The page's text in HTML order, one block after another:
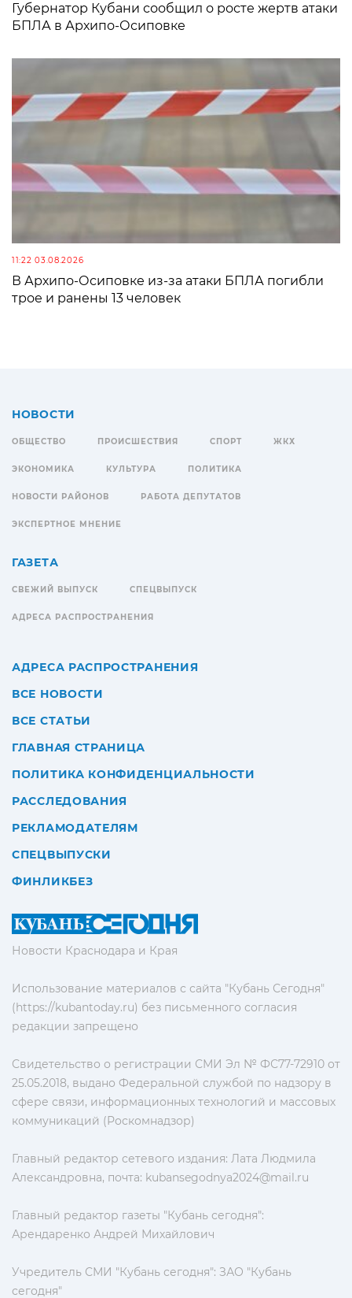
Губернатор Кубани сообщил о росте жертв атаки
БПЛА в Архипо-Осиповке
11:22 03.08.2026
В Архипо-Осиповке из-за атаки БПЛА погибли
трое и ранены 13 человек
Новости Краснодара и Края
Использование материалов с сайта "Кубань Сегодня"
(https://kubantoday.ru) без письменного согласия
редакции запрещено
Свидетельство о регистрации СМИ Эл № ФС77-72910 от
25.05.2018, выдано Федеральной службой по надзору в
сфере связи, информационных технологий и массовых
коммуникаций (Роскомнадзор)
Главный редактор сетевого издания: Лата Людмила
Александровна, почта: kubansegodnya2024@mail.ru
Главный редактор газеты "Кубань сегодня":
Арендаренко Андрей Михайлович
Учредитель СМИ "Кубань сегодня": ЗАО "Кубань
сегодня"
НОВОСТИ
ОБЩЕСТВО ПРОИСШЕСТВИЯ СПОРТ ЖКХ
ЭКОНОМИКА КУЛЬТУРА ПОЛИТИКА
НОВОСТИ РАЙОНОВ РАБОТА ДЕПУТАТОВ
ЭКСПЕРТНОЕ МНЕНИЕ
ГАЗЕТА
СВЕЖИЙ ВЫПУСК СПЕЦВЫПУСК
АДРЕСА РАСПРОСТРАНЕНИЯ
АДРЕСА РАСПРОСТРАНЕНИЯ
ВСЕ НОВОСТИ
ВСЕ СТАТЬИ
ГЛАВНАЯ СТРАНИЦА
ПОЛИТИКА КОНФИДЕНЦИАЛЬНОСТИ
РАССЛЕДОВАНИЯ
РЕКЛАМОДАТЕЛЯМ
СПЕЦВЫПУСКИ
ФИНЛИКБЕЗ